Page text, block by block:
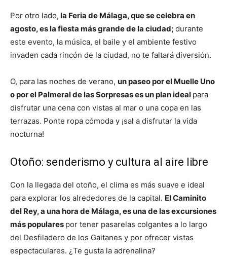
Por otro lado, la Feria de Málaga, que se celebra en
agosto, es la fiesta más grande de la ciudad; durante
este evento, la música, el baile y el ambiente festivo
invaden cada rincón de la ciudad, no te faltará diversión.
O, para las noches de verano, un paseo por el Muelle Uno
o por el Palmeral de las Sorpresas es un plan ideal para
disfrutar una cena con vistas al mar o una copa en las
terrazas. Ponte ropa cómoda y ¡sal a disfrutar la vida
nocturna!
Otoño: senderismo y cultura al aire libre
Con la llegada del otoño, el clima es más suave e ideal
para explorar los alrededores de la capital. El Caminito
del Rey, a una hora de Málaga, es una de las excursiones
más populares por tener pasarelas colgantes a lo largo
del Desfiladero de los Gaitanes y por ofrecer vistas
espectaculares. ¿Te gusta la adrenalina?